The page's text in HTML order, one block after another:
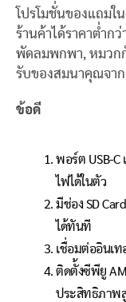
โปรโมชั่นของแถมใ
ร้านค้าได้ราคาต่ำก
พัดลมพกพา, หมวก
รับของสมนาคุณจา
ข้อดี
พอร์ต USB-
ไฟได้ในตัว
มีช่อง SD
ได้ทันที
เชื่อมต่ออินเท
ติดตั้งซีพียู
ประสิทธิภาพ